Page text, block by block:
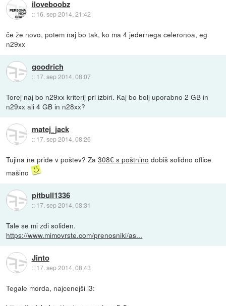
iloveboobz
:: 16. sep 2014, 21:42
če že novo, potem naj bo tak, ko ma 4 jedernega celeronoa, eg
n29xx
goodrich
:: 17. sep 2014, 08:07
Torej naj bo n29xx kriterij pri izbiri. Kaj bo bolj uporabno 2 GB in
n29xx ali 4 GB in n28xx?
matej_jack
:: 17. sep 2014, 08:26
Tujina ne pride v poštev? Za308€ s poštnino dobiš solidno office
mašino
pitbull1336
:: 17. sep 2014, 08:31
Tale se mi zdi soliden.
https://www.mimovrste.com/prenosniki/as...
Jinto
:: 17. sep 2014, 08:43
Tegale morda, najcenejši i3: